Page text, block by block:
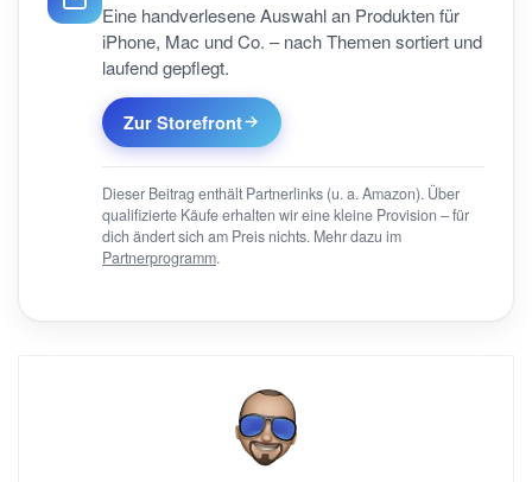
Eine handverlesene Auswahl an Produkten für
iPhone, Mac und Co. – nach Themen sortiert und
laufend gepflegt.
Zur Storefront
Dieser Beitrag enthält Partnerlinks (u. a. Amazon). Über
qualifizierte Käufe erhalten wir eine kleine Provision – für
dich ändert sich am Preis nichts. Mehr dazu im
Partnerprogramm.